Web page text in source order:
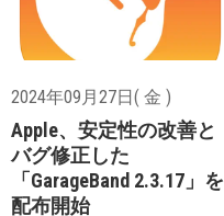
2024年09月27日( 金 )
Apple、安定性の改善と
バグ修正した
「GarageBand 2.3.17」を
配布開始